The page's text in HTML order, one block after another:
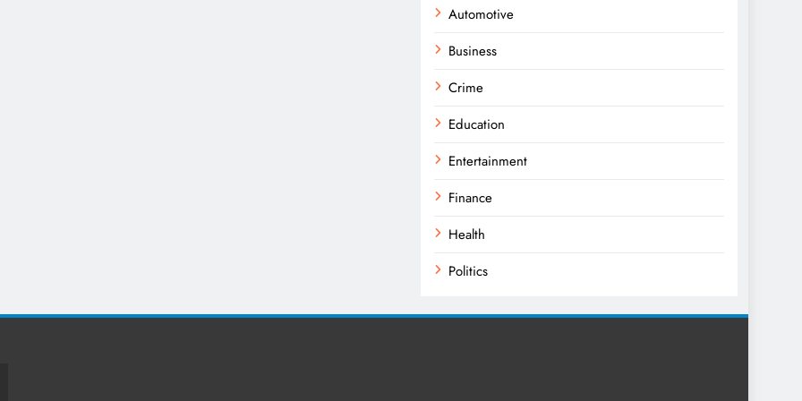
Automotive
Business
Crime
Education
Entertainment
Finance
Health
Politics